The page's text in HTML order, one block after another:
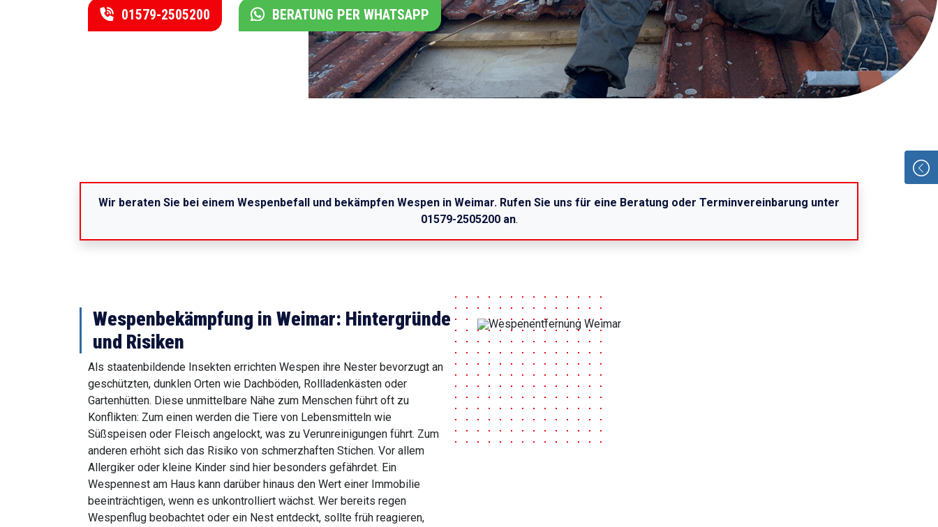
01579-2505200 BERATUNG PER WHATSAPP
Wir beraten Sie bei einem Wespenbefall und bekämpfen Wespen in Weimar. Rufen Sie uns für eine Beratung oder Terminvereinbarung unter
01579-2505200 an.
Wespenbekämpfung in Weimar: Hintergründe
und Risiken
Als staatenbildende Insekten errichten Wespen ihre Nester bevorzugt an
geschützten, dunklen Orten wie Dachböden, Rollladenkästen oder
Gartenhütten. Diese unmittelbare Nähe zum Menschen führt oft zu
Konflikten: Zum einen werden die Tiere von Lebensmitteln wie
Süßspeisen oder Fleisch angelockt, was zu Verunreinigungen führt. Zum
anderen erhöht sich das Risiko von schmerzhaften Stichen. Vor allem
Allergiker oder kleine Kinder sind hier besonders gefährdet. Ein
Wespennest am Haus kann darüber hinaus den Wert einer Immobilie
beeinträchtigen, wenn es unkontrolliert wächst. Wer bereits regen
Wespenflug beobachtet oder ein Nest entdeckt, sollte früh reagieren,